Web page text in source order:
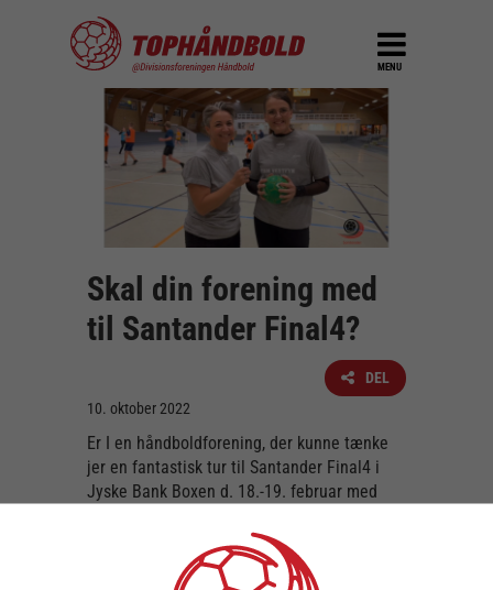
MENU
Skal din forening med
til Santander Final4?
DEL
10. oktober 2022
Er I en håndboldforening, der kunne tænke
jer en fantastisk tur til Santander Final4 i
Jyske Bank Boxen d. 18.-19. februar med
underholdning i højsæde, så er der lige nu et
rigtig godt tilbud til jer, da Tophåndbold har